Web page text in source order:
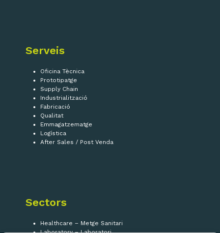
Serveis
Oficina Tècnica
Prototipatge
Supply Chain
Industrialització
Fabricació
Qualitat
Emmagatzematge
Logística
After Sales / Post Venda
Sectors
Healthcare – Metge Sanitari